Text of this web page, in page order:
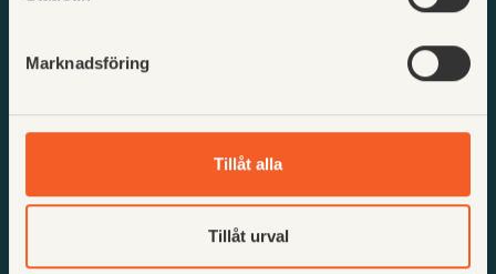
Marknadsföring
Tillåt alla
Tillåt urval
FAQ